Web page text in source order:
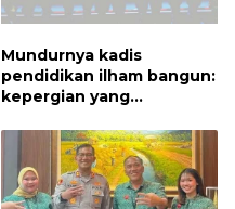
Mundurnya kadis
pendidikan ilham bangun:
kepergian yang
untuk kembali berbenah